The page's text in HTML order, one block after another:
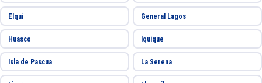
Elqui General Lagos
Huasco Iquique
Isla de Pascua La Serena